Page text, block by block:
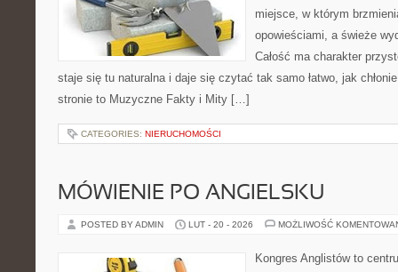
miejsce, w którym
opowieściami, a świeże
Całość ma charakter
staje się tu naturalna i daje się czytać tak samo łatwo, jak
stronie to Muzyczne Fakty i Mity […]
CATEGORIES: NIERUCHOMOŚCI
MÓWIENIE PO ANGIELSKU
POSTED BY ADMIN LUT - 20 - 2026 MOŻLIWOŚĆ
Kongres Anglistów to